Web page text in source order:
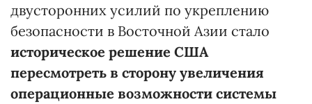
двусторонних усилий по укреплению
безопасности в Восточной Азии стало
историческое решение США
пересмотреть в сторону увеличения
операционные возможности системы